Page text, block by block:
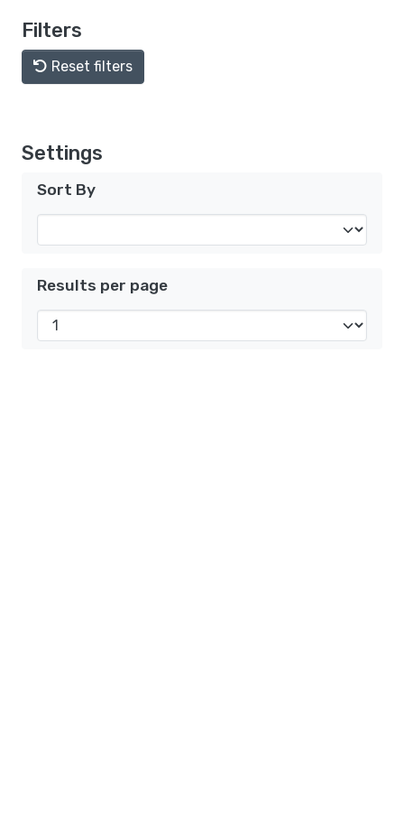
Filters
Reset filters
Settings
Sort By
Results per page